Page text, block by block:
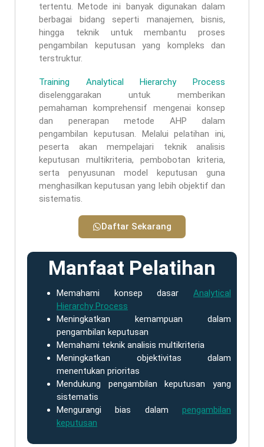
tertentu. Metode ini banyak digunakan dalam
berbagai bidang seperti manajemen, bisnis,
hingga teknik untuk membantu proses
pengambilan keputusan yang kompleks dan
terstruktur.
Training Analytical Hierarchy Process
diselenggarakan untuk memberikan
pemahaman komprehensif mengenai konsep
dan penerapan metode AHP dalam
pengambilan keputusan. Melalui pelatihan ini,
peserta akan mempelajari teknik analisis
keputusan multikriteria, pembobotan kriteria,
serta penyusunan model keputusan guna
menghasilkan keputusan yang lebih objektif dan
sistematis.
Daftar Sekarang
Manfaat Pelatihan
Memahami konsep dasar Analytical
Hierarchy Process
Meningkatkan kemampuan dalam
pengambilan keputusan
Memahami teknik analisis multikriteria
Meningkatkan objektivitas dalam
menentukan prioritas
Mendukung pengambilan keputusan yang
sistematis
Mengurangi bias dalam pengambilan
keputusan